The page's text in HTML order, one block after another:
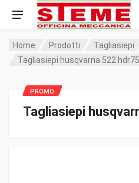
Home Prodotti Tagliasiepi
Tagliasiepi husqvarna 522
Tagliasiepi